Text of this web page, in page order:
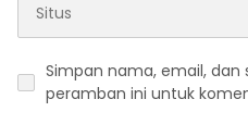
Simpan nama, email, dan
peramban ini untuk